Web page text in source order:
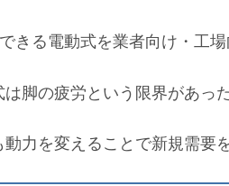
きる電動式を業者向け・工
脚の疲労という限界があっ
力を変えることで新規需要